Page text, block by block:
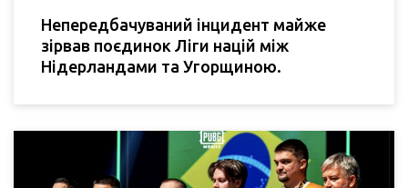
Непередбачуваний інцидент майже
зірвав поєдинок Ліги націй між
Нідерландами та Угорщиною.